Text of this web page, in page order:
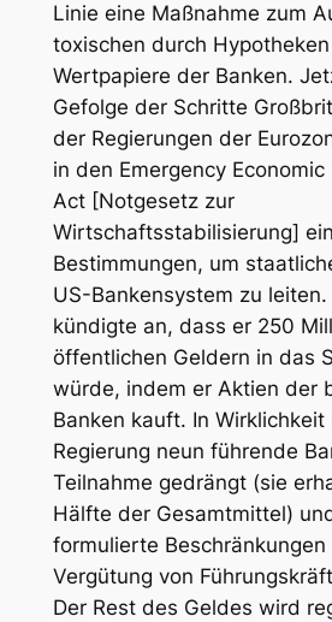
Linie eine Maßnahme zum
toxischen durch
Wertpapiere der Banken.
Gefolge der Schritte
der Regierungen der
in den Emergency
Act [Notgesetz zur
Wirtschaftsstabilisierung]
Bestimmungen, um
US-Bankensystem zu leiten.
kündigte an, dass er 250
öffentlichen Geldern in das
würde, indem er Aktien der
Banken kauft. In
Regierung neun führende
Teilnahme gedrängt (sie
Hälfte der Gesamtmittel)
formulierte Beschränkungen
Vergütung von
Der Rest des Geldes wird